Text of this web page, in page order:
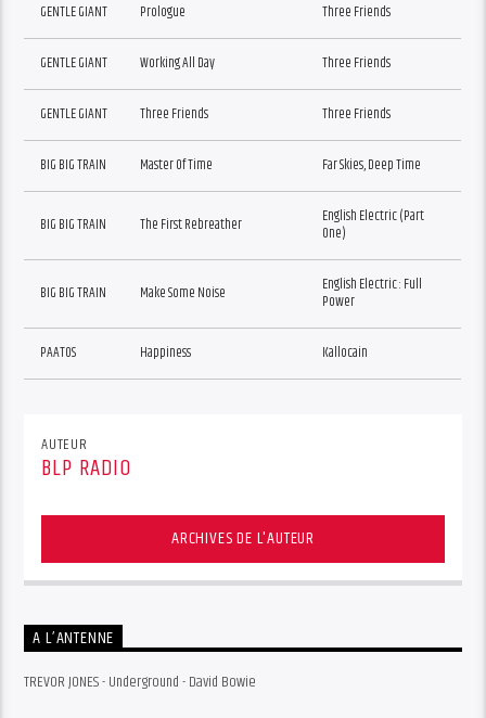
GENTLE GIANT Prologue Three Friends
GENTLE GIANT Working All Day Three Friends
GENTLE GIANT Three Friends Three Friends
BIG BIG TRAIN Master Of Time Far Skies, Deep Time
BIG BIG TRAIN The First Rebreather
English Electric (Part
One)
BIG BIG TRAIN Make Some Noise
English Electric : Full
Power
PAATOS Happiness Kallocain
AUTEUR
BLP RADIO
ARCHIVES DE L'AUTEUR
A L’ANTENNE
TREVOR JONES - Underground - David Bowie